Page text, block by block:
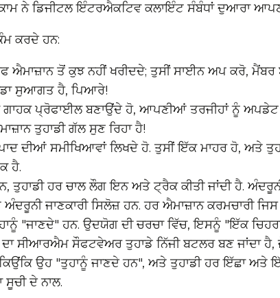
ਨੇ ਡਿਜੀਟਲ ਇੰਟਰਐਕਟਿਵ ਕਲਾਇੰਟ ਸੰਬੰਧਾਂ ਦੁਆਰਾ
ਕਰਦੇ ਹਨ:
ਐਮਾਜ਼ਾਨ ਤੋਂ ਕੁਝ ਨਹੀਂ ਖਰੀਦਦੇ; ਤੁਸੀਂ ਸਾਈਨ ਅਪ ਕਰੋ,
ਸੁਆਗਤ ਹੈ, ਪਿਆਰੇ!
ਪ੍ਰੋਫਾਈਲ ਬਣਾਉਂਦੇ ਹੋ, ਆਪਣੀਆਂ ਤਰਜੀਹਾਂ ਨੂੰ
ਤੁਹਾਡੀ ਗੱਲ ਸੁਣ ਰਿਹਾ ਹੈ!
ਦੀਆਂ ਸਮੀਖਿਆਵਾਂ ਲਿਖਦੇ ਹੋ. ਤੁਸੀਂ ਇੱਕ ਮਾਹਰ ਹੋ, ਅਤੇ
ਹੈ.
ਤੁਹਾਡੀ ਹਰ ਚਾਲ ਲੌਗ ਇਨ ਅਤੇ ਟ੍ਰੈਕ ਕੀਤੀ ਜਾਂਦੀ ਹੈ.
ਜਾਣਕਾਰੀ ਸਿਲੋਜ਼ ਹਨ. ਹਰ ਐਮਾਜ਼ਾਨ ਕਰਮਚਾਰੀ
"ਜਾਣਦੇ" ਹਨ. ਉਦਯੋਗ ਦੀ ਚਰਚਾ ਵਿੱਚ, ਇਸਨੂੰ "ਇੱਕ
ਸੀਆਰਐਮ ਸੌਫਟਵੇਅਰ ਤੁਹਾਡੇ ਨਿੱਜੀ ਬਟਲਰ ਬਣ ਜਾਂਦਾ ਹੈ,
ਕਿਉਂਕਿ ਉਹ "ਤੁਹਾਨੂੰ ਜਾਣਦੇ ਹਨ", ਅਤੇ ਤੁਹਾਡੀ ਹਰ ਇੱਛਾ
ਦੇ ਨਾਲ.